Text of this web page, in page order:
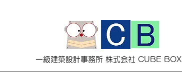
一級建築設計事務所 株式会社 CUBE BOX